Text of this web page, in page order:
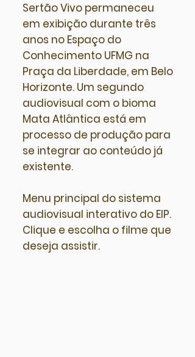
Sertão Vivo permaneceu
em exibição durante três
anos no Espaço do
Conhecimento UFMG na
Praça da Liberdade, em Belo
Horizonte. Um segundo
audiovisual com o bioma
Mata Atlântica está em
processo de produção para
se integrar ao conteúdo já
existente.
Menu principal do sistema
audiovisual interativo do EIP.
Clique e escolha o filme que
deseja assistir.